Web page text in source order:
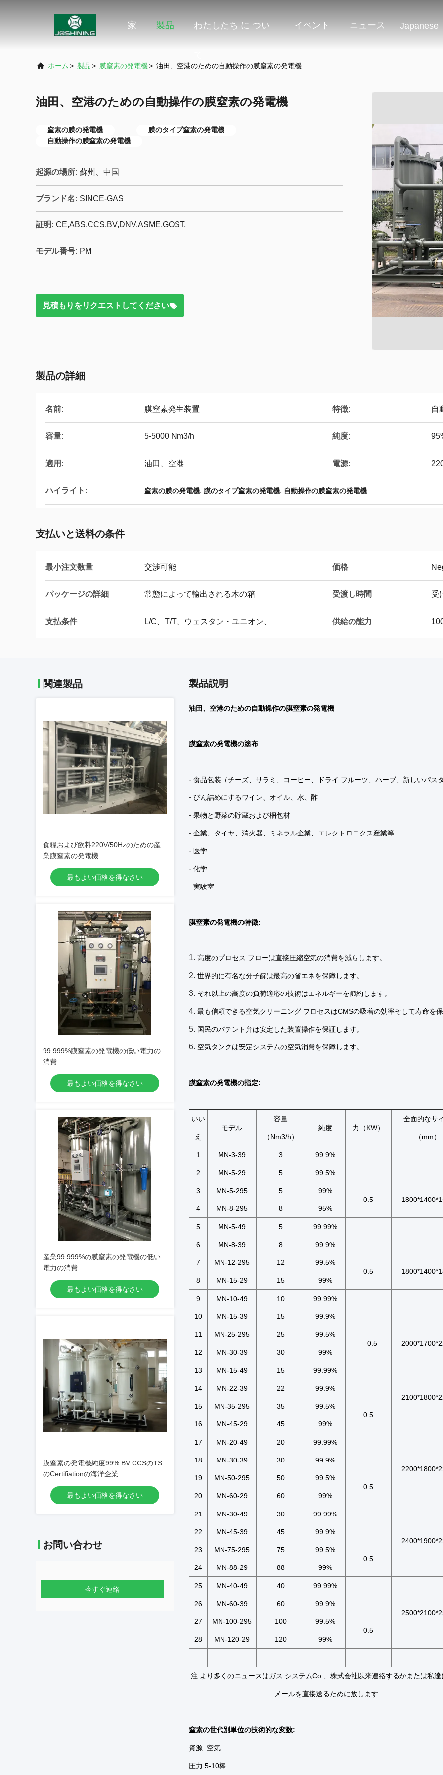
家 製品 わたしたち に つい イベント ニュース Japanese
ホーム > 製品> 膜窒素の発電機> 油田、空港のための自動操作の膜窒素の発電機
油田、空港のための自動操作の膜窒素の発電機
窒素の膜の発電機
膜のタイプ窒素の発電機
自動操作の膜窒素の発電機
起源の場所: 蘇州、中国
ブランド名: SINCE-GAS
証明: CE,ABS,CCS,BV,DNV,ASME,GOST,
モデル番号: PM
見積もりをリクエストしてください
製品の詳細
名前: 膜窒素発生装置 特徴: 自
容量: 5-5000 Nm3/h 純度:
適用: 油田、空港 電源:
ハイライト: 窒素の膜の発電機, 膜のタイプ窒素の発電機, 自動操作の膜窒素の発電機
支払いと送料の条件
最小注文数量 交渉可能 価格
パッケージの詳細 常態によって輸出される木の箱 受渡し時間 受
支払条件 L/C、T/T、ウェスタン・ユニオン、 供給の能力
関連製品
食糧および飲料220V/50Hzのための産
業膜窒素の発電機
最もよい価格を得なさい
99.999%膜窒素の発電機の低い電力の
消費
最もよい価格を得なさい
産業99.999%の膜窒素の発電機の低い
電力の消費
最もよい価格を得なさい
膜窒素の発電機純度99% BV CCSのTS
のCertifiationの海洋企業
最もよい価格を得なさい
お問い合わせ
今すぐ連絡
製品説明
油田、空港のための自動操作の膜窒素の発電機
膜窒素の発電機の塗布
- 食品包装（チーズ、サラミ、コーヒー、ドライ フルーツ、ハーブ、新しいパス
- びん詰めにするワイン、オイル、水、酢
- 果物と野菜の貯蔵および梱包材
- 企業、タイヤ、消火器、ミネラル企業、エレクトロニクス産業等
- 医学
- 化学
- 実験室
膜窒素の発電機の特徴:
1. 高度のプロセス フローは直接圧縮空気の消費を減らします。
2. 世界的に有名な分子篩は最高の省エネを保障します。
3. それ以上の高度の負荷適応の技術はエネルギーを節約します。
4. 最も信頼できる空気クリーニング プロセスはCMSの吸着の効率そして寿命を保
5. 国民のパテント弁は安定した装置操作を保証します。
6. 空気タンクは安定システムの空気消費を保障します。
膜窒素の発電機の指定:
いい
え
モデル
容量
（Nm3/h）
純度 力（KW）
全面的なサ
（mm）
1
2
3
4
MN-3-39
MN-5-29
MN-5-295
MN-8-295
3
5
5
8
99.9%
99.5%
99%
95%
0.5
5
6
7
8
MN-5-49
MN-8-39
MN-12-295
MN-15-29
5
8
12
15
99.99%
99.9%
99.5%
99%
0.5
9
10
11
12
MN-10-49
MN-15-39
MN-25-295
MN-30-39
10
15
25
30
99.99%
99.9%
99.5%
99%
0.5
13
14
15
16
MN-15-49
MN-22-39
MN-35-295
MN-45-29
15
22
35
45
99.99%
99.9%
99.5%
99%
0.5
17
18
19
20
MN-20-49
MN-30-39
MN-50-295
MN-60-29
20
30
50
60
99.99%
99.9%
99.5%
99%
0.5
21
22
23
24
MN-30-49
MN-45-39
MN-75-295
MN-88-29
30
45
75
88
99.99%
99.9%
99.5%
99%
0.5
25
26
27
28
MN-40-49
MN-60-39
MN-100-295
MN-120-29
40
60
100
120
99.99%
99.9%
99.5%
99%
0.5
注:より多くのニュースはガス システムCo.、株式会社以来連絡するかまたは私達
メールを直接送るために放します
窒素の世代別単位の技術的な変数:
資源: 空気
圧力:5-10棒